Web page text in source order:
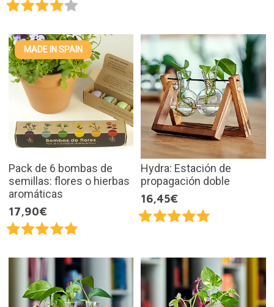
MADE IN SPAIN
Pack de 6 bombas de
semillas: flores o hierbas
aromáticas
17,90€
Hydra: Estación de
propagación doble
16,45€